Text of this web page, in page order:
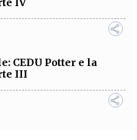
IV
CEDU Potter e la
III